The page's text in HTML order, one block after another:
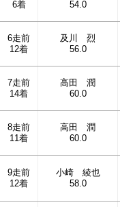
6着
54.0
6走前
12着
及川 烈
56.0
7走前
14着
高田 潤
60.0
8走前
11着
高田 潤
60.0
9走前
12着
小崎 綾也
58.0